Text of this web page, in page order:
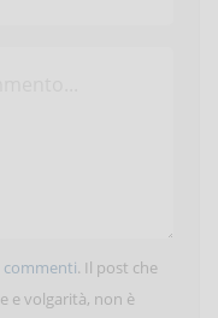
commenti. Il post che
e volgarità, non è